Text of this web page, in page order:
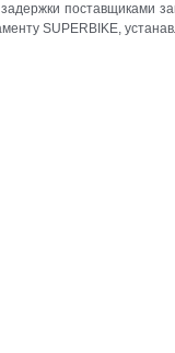
поставщиками
SUPERBIKE,